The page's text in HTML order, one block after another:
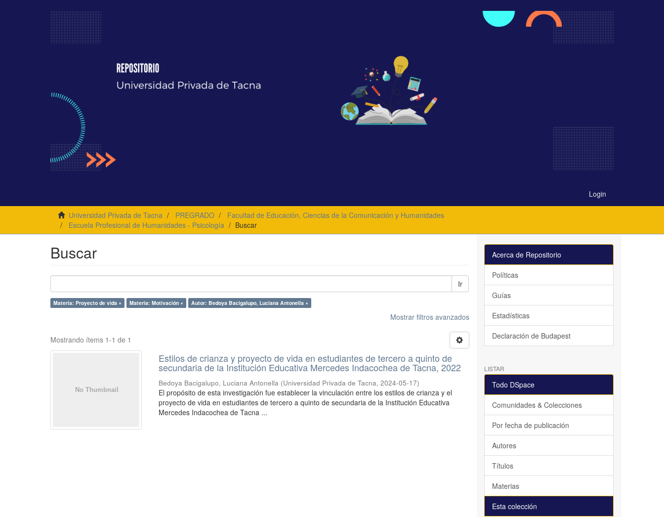
Login
Universidad Privada de Tacna PREGRADO
Facultad de Educación, Ciencias de la Comunicación y Humanidades
Escuela Profesional de Humanidades - Psicología
Buscar
Buscar
Ir
Materia: Proyecto de vida × Materia: Motivación × Autor: Bedoya Bacigalupo, Luciana Antonella ×
Mostrar filtros avanzados
Mostrando ítems 1-1 de 1
Estilos de crianza y proyecto de vida en estudiantes de tercero a quinto de
secundaria de la Institución Educativa Mercedes Indacochea de Tacna, 2022
Bedoya Bacigalupo, Luciana Antonella (Universidad Privada de Tacna,2024-05-17)
El propósito de esta investigación fue establecer la vinculación entre los estilos de crianza y el
proyecto de vida en estudiantes de tercero a quinto de secundaria de la Institución Educativa
Mercedes Indacochea de Tacna ...
Acerca de Repositorio
Políticas
Guías
Estadísticas
Declaración de Budapest
LISTAR
Todo DSpace
Comunidades & Colecciones
Por fecha de publicación
Autores
Títulos
Materias
Esta colección